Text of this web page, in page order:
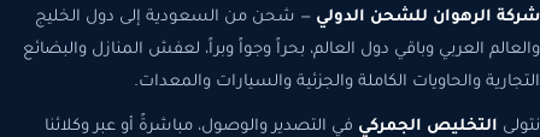
شركة الرهوان للشحن الدولي — شحن من السعودية إلى دول الخليج
والعالم العربي وباقي دول العالم، بحراً وجواً وبراً، لعفش المنازل والبضائع
التجارية والحاويات الكاملة والجزئية والسيارات والمعدات.
نتولى التخليص الجمركي في التصدير والوصول، مباشرةً أو عبر وكلائنا